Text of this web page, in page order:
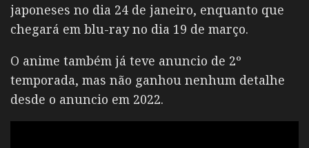
japoneses no dia 24 de janeiro, enquanto que
chegará em blu-ray no dia 19 de março.
O anime também já teve anuncio de 2º
temporada, mas não ganhou nenhum detalhe
desde o anuncio em 2022.